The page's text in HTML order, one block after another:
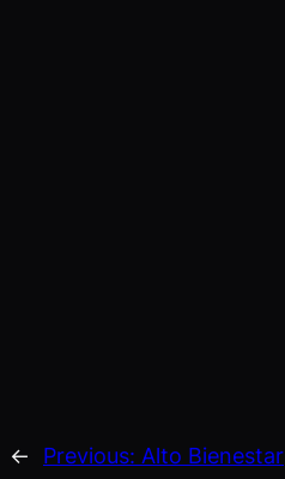
← Previous: Alto Bienestar